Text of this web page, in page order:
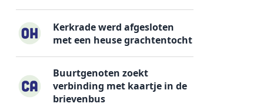
Kerkrade werd afgesloten
met een heuse grachtentocht
Buurtgenoten zoekt
verbinding met kaartje in de
brievenbus